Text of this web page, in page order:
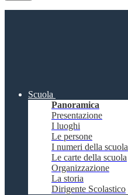
Scuola
Panoramica
Presentazione
I luoghi
Le persone
I numeri della scuola
Le carte della scuola
Organizzazione
La storia
Dirigente Scolastico